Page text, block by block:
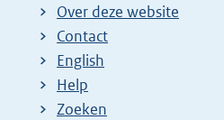
Over deze website
Contact
English
Help
Zoeken